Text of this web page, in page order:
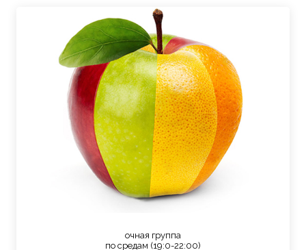
очная группа
по средам (19:0-22:00)